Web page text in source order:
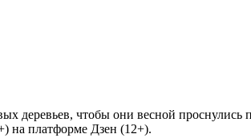
деревьев, чтобы они весной
на платформе Дзен (12+).